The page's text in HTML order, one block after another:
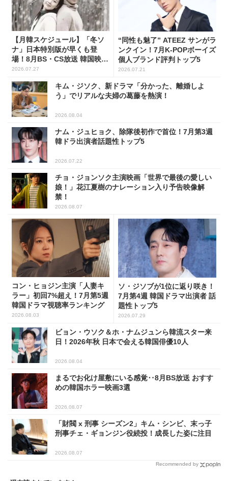
【月韓スケジュール】「冬ソ
ナ」日本特別版が早くも登
場！8月BS・CS放送 韓国映画
(全109選)
2026.07.27
“同性も魅了” ATEEZ サンがラ
ンクイン！7月K-POPボーイズ
個人ブランド評判トップ5
2026.07.21
キム・ジソク、新ドラマ「分かった、離婚しよ
う」でリアルな夫婦の葛藤を熱演！
2026.08.04
ナム・ジュヒョク、除隊後初作で首位！7月第3週
韓ドラ出演者話題性トップ5
2026.07.22
チョ・ジョンソク主演映画「世界で最後の愛しい
娘！」花江夏樹のナレーション入り予告映像解
禁！
2026.08.07
コン・ヒョジン主演「人妻キ
ラー」初回7%超え！7月第5週
韓国ドラマ視聴率ランキング
2026.08.03
ソ・ジソブが1位に返り咲き！
7月第4週 韓国ドラマ出演者 話
題性トップ5
2026.07.29
ビョン・ウソク＆ホ・ナムジュンら韓流スター来
日！2026年秋 日本で会える韓国俳優10人
2026.08.04
まるでお化け屋敷にいる感覚‥8月BS放送 おすす
めの韓国ホラー映画3選
2026.08.07
「財閥 x 刑事 シーズン2」キム・シンビ、末っ子
刑事チェ・ギョンジン役続投！成長した姿に注目
2026.08.07
Recommended by